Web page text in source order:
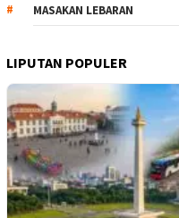
MASAKAN LEBARAN
LIPUTAN POPULER